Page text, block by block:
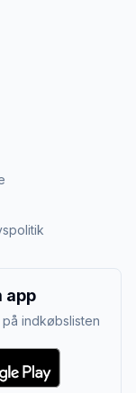
app
indkøbslisten